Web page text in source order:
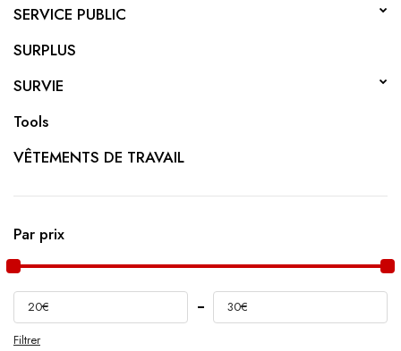
SERVICE PUBLIC
SURPLUS
SURVIE
Tools
VÊTEMENTS DE TRAVAIL
Par prix
Filtrer
20€ 30€